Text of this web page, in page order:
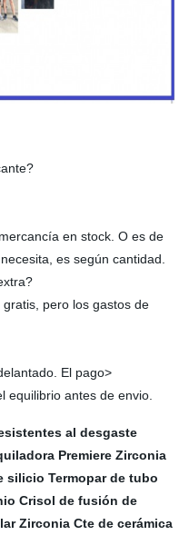
en stock. O es de
es según cantidad.
pero los gastos de
El pago>
equilibrio antes de envio.
al desgaste
Premiere Zirconia
silicio Termopar de tubo
Crisol de fusión de
Zirconia Cte de cerámica